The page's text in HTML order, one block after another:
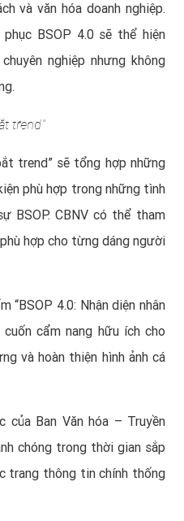
và văn hóa doanh nghiệp.
BSOP 4.0 sẽ thể hiện
nghiệp nhưng không
trend”
trend” sẽ tổng hợp những
phù hợp trong những tình
BSOP. CBNV có thể tham
hợp cho từng dáng người
“BSOP 4.0: Nhận diện nhân
cẩm nang hữu ích cho
và hoàn thiện hình ảnh cá
của Ban Văn hóa – Truyền
chóng trong thời gian sắp
trang thông tin chính thống